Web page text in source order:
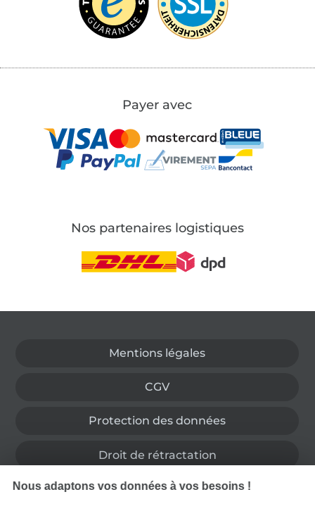
Payer avec
Nos partenaires logistiques
Mentions légales
CGV
Protection des données
Droit de rétractation
Contact
Nous adaptons vos données à vos besoins !